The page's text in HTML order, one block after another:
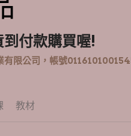
付款購買喔!
有限公司，帳號0116101001545